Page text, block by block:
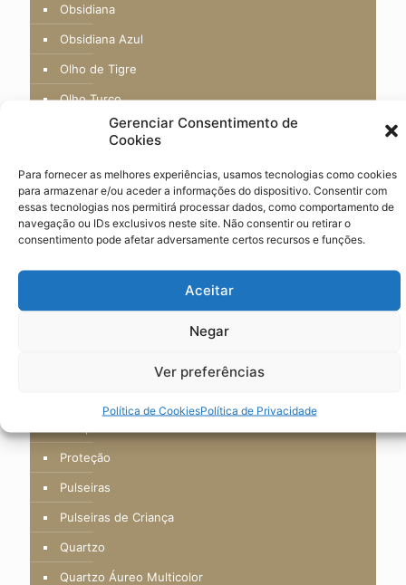
Gerenciar Consentimento de
Cookies
Para fornecer as melhores experiências, usamos tecnologias como cookies
para armazenar e/ou aceder a informações do dispositivo. Consentir com
essas tecnologias nos permitirá processar dados, como comportamento de
navegação ou IDs exclusivos neste site. Não consentir ou retirar o
consentimento pode afetar adversamente certos recursos e funções.
Aceitar
Negar
Ver preferências
Política de CookiesPolítica de Privacidade
Obsidiana
Obsidiana Azul
Olho de Tigre
Olho Turco
Pedra da Lua
Pedra das Estrelas
Pedra de Lava
Planner
Produto não categorizado
Proteção
Pulseiras
Pulseiras de Criança
Quartzo
Quartzo Áureo Multicolor